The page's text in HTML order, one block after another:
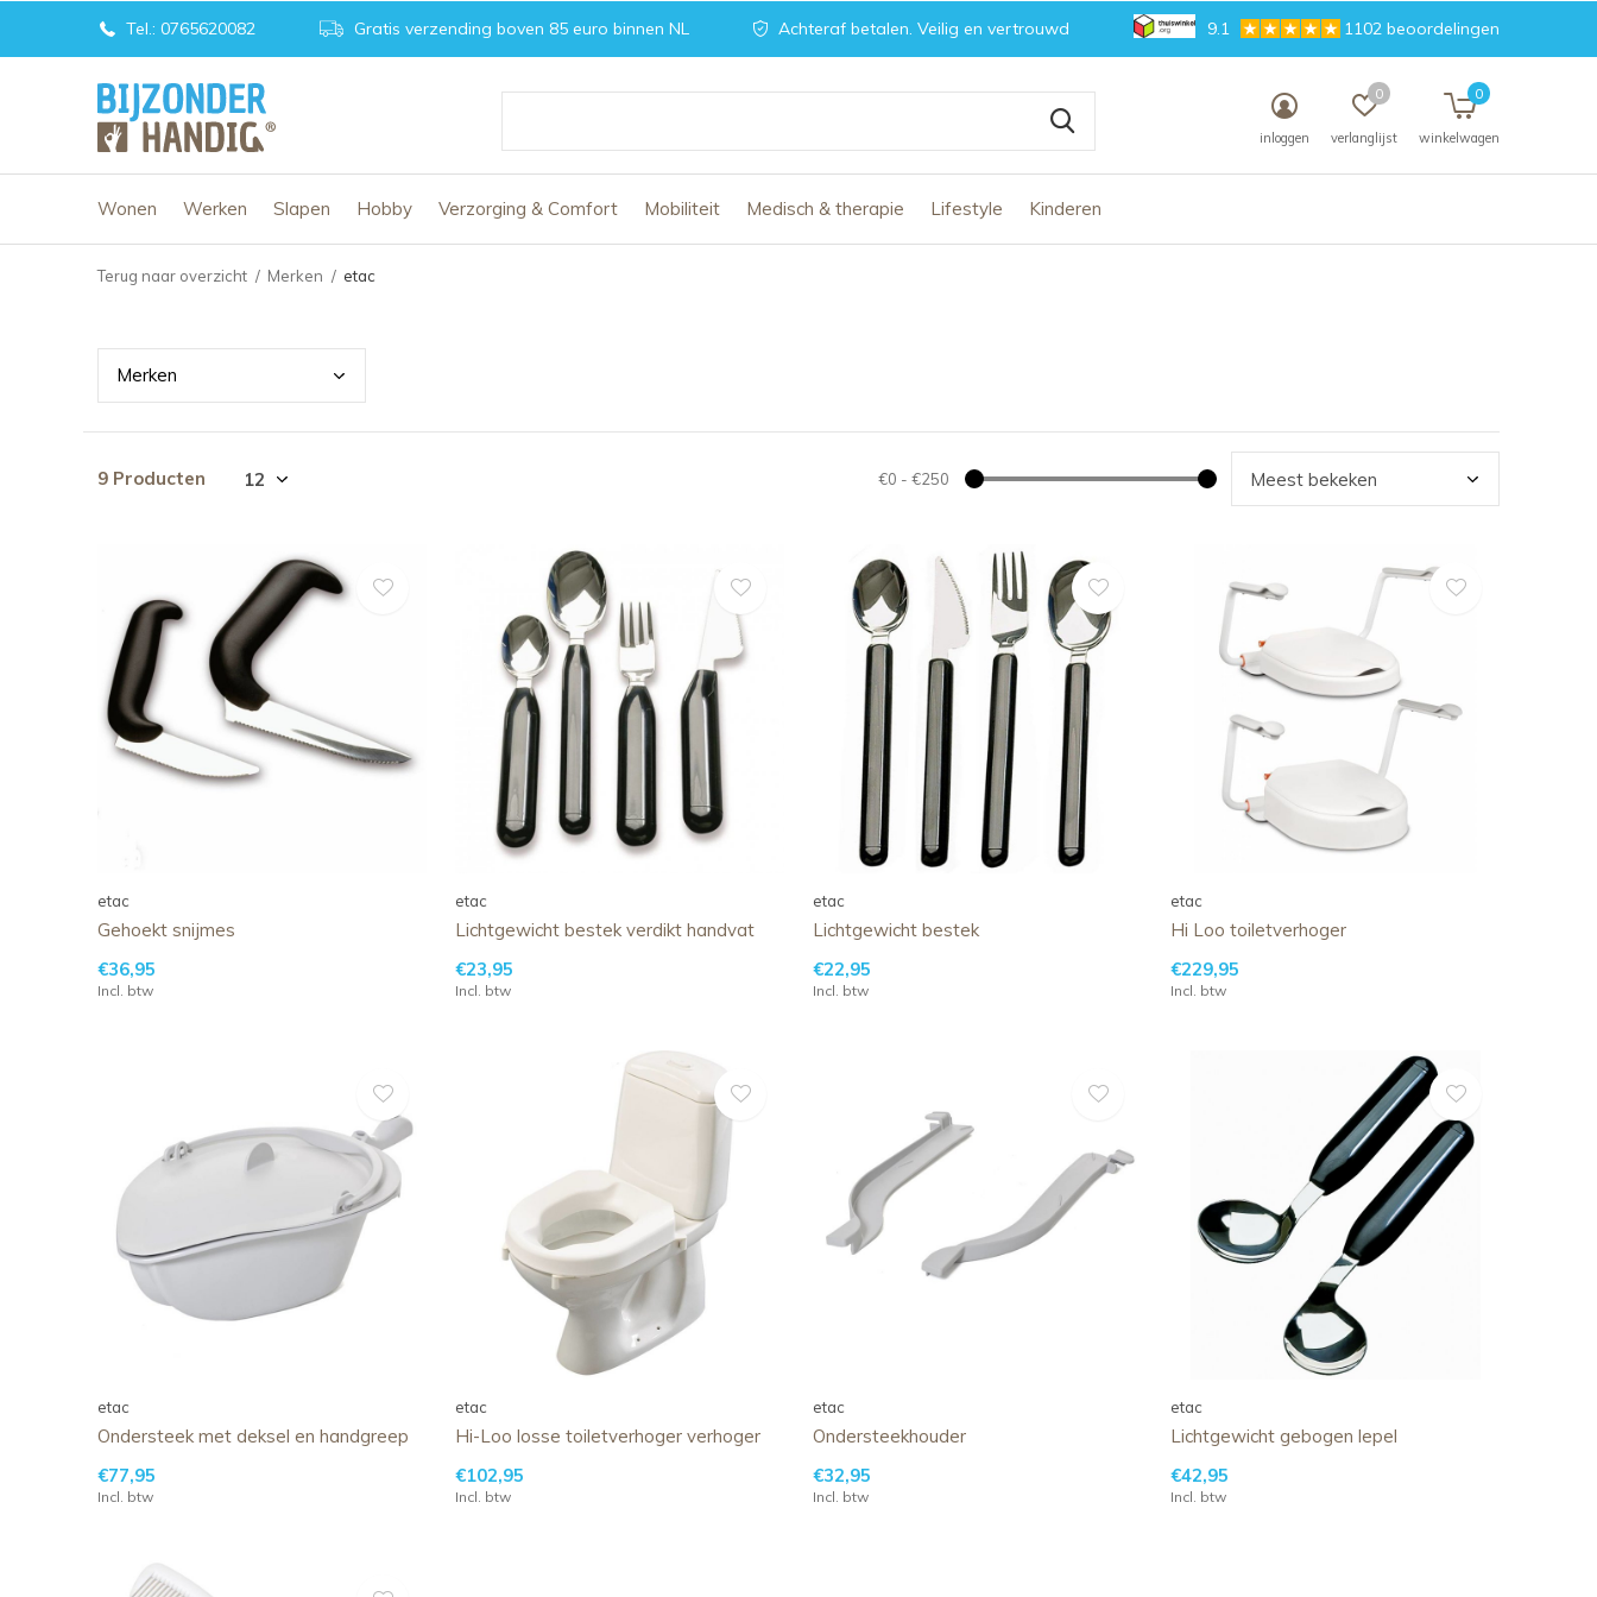
Wonen Werken Slapen Hobby Verzorging & Comfort Mobiliteit Medisch & therapie Lifestyle Kinderen
inloggen verlanglijst
0
winkelwagen
0
Tel.: 0765620082 Gratis verzending boven 85 euro binnen NL Achteraf betalen. Veilig en vertrouwd 9.1 1102 beoordelingen
Terug naar overzicht Merken etac
Merken
9 Producten €0 - €250
etac
Gehoekt snijmes
€36,95
Incl. btw
etac
Lichtgewicht bestek verdikt handvat
€23,95
Incl. btw
etac
Lichtgewicht bestek
€22,95
Incl. btw
etac
Hi Loo toiletverhoger
€229,95
Incl. btw
etac
Ondersteek met deksel en handgreep
€77,95
Incl. btw
etac
Hi-Loo losse toiletverhoger verhoger
€102,95
Incl. btw
etac
Ondersteekhouder
€32,95
Incl. btw
etac
Lichtgewicht gebogen lepel
€42,95
Incl. btw